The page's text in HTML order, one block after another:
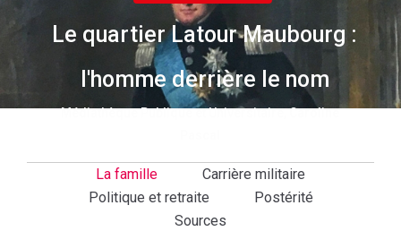
Le quartier Latour Maubourg :
l'homme derrière le nom
Médiathèque Publique et Universitaire, Caroline
La famille
Carrière militaire
Politique et retraite
Postérité
Sources